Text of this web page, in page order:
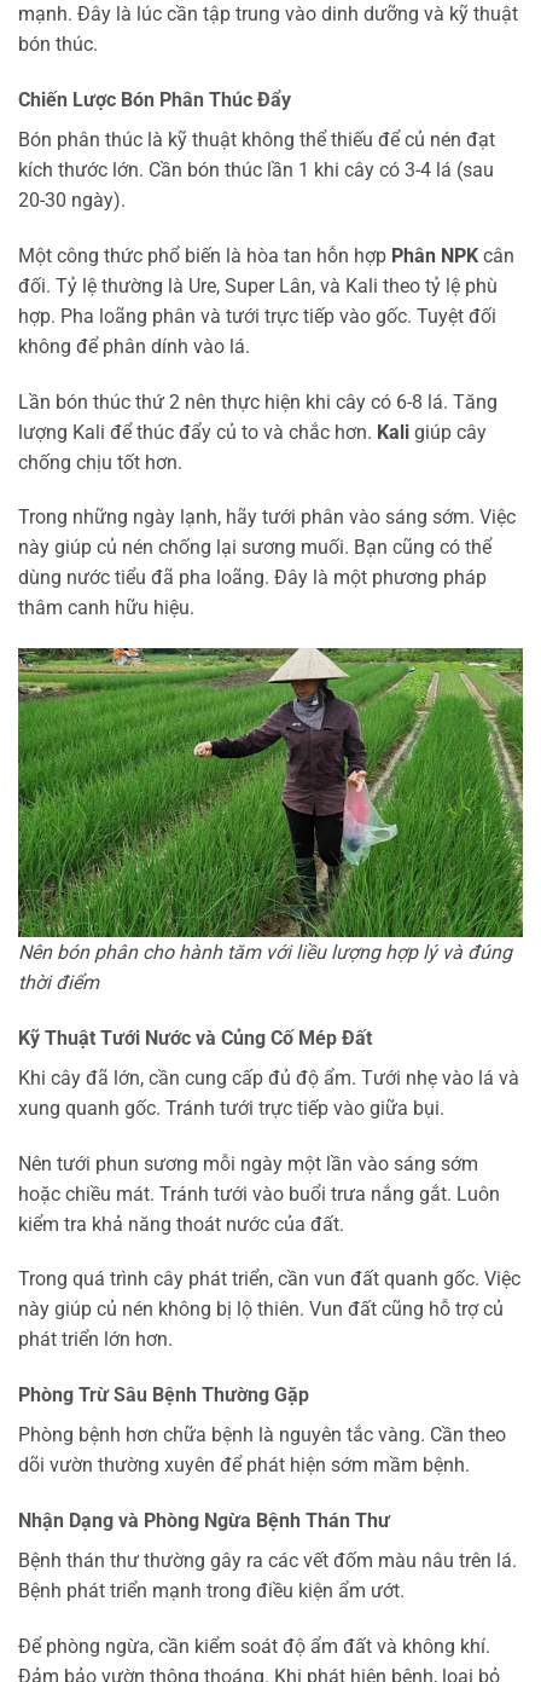
mạnh. Đây là lúc cần tập trung vào dinh dưỡng và kỹ thuật
bón thúc.
Chiến Lược Bón Phân Thúc Đẩy
Bón phân thúc là kỹ thuật không thể thiếu để củ nén đạt
kích thước lớn. Cần bón thúc lần 1 khi cây có 3-4 lá (sau
20-30 ngày).
Một công thức phổ biến là hòa tan hỗn hợp Phân NPK cân
đối. Tỷ lệ thường là Ure, Super Lân, và Kali theo tỷ lệ phù
hợp. Pha loãng phân và tưới trực tiếp vào gốc. Tuyệt đối
không để phân dính vào lá.
Lần bón thúc thứ 2 nên thực hiện khi cây có 6-8 lá. Tăng
lượng Kali để thúc đẩy củ to và chắc hơn. Kali giúp cây
chống chịu tốt hơn.
Trong những ngày lạnh, hãy tưới phân vào sáng sớm. Việc
này giúp củ nén chống lại sương muối. Bạn cũng có thể
dùng nước tiểu đã pha loãng. Đây là một phương pháp
thâm canh hữu hiệu.
Nên bón phân cho hành tăm với liều lượng hợp lý và đúng
thời điểm
Kỹ Thuật Tưới Nước và Củng Cố Mép Đất
Khi cây đã lớn, cần cung cấp đủ độ ẩm. Tưới nhẹ vào lá và
xung quanh gốc. Tránh tưới trực tiếp vào giữa bụi.
Nên tưới phun sương mỗi ngày một lần vào sáng sớm
hoặc chiều mát. Tránh tưới vào buổi trưa nắng gắt. Luôn
kiểm tra khả năng thoát nước của đất.
Trong quá trình cây phát triển, cần vun đất quanh gốc. Việc
này giúp củ nén không bị lộ thiên. Vun đất cũng hỗ trợ củ
phát triển lớn hơn.
Phòng Trừ Sâu Bệnh Thường Gặp
Phòng bệnh hơn chữa bệnh là nguyên tắc vàng. Cần theo
dõi vườn thường xuyên để phát hiện sớm mầm bệnh.
Nhận Dạng và Phòng Ngừa Bệnh Thán Thư
Bệnh thán thư thường gây ra các vết đốm màu nâu trên lá.
Bệnh phát triển mạnh trong điều kiện ẩm ướt.
Để phòng ngừa, cần kiểm soát độ ẩm đất và không khí.
Đảm bảo vườn thông thoáng. Khi phát hiện bệnh, loại bỏ